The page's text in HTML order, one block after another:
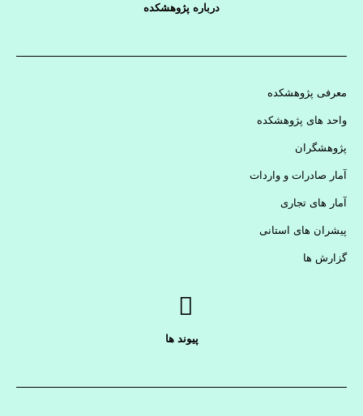
درباره پژوهشکده
معرفی پژوهشکده
واحد های پژوهشکده
پژوهشگران
آمار صادرات و واردات
آمار های تجاری
پیشران های استانی
گزارش ها
پیوند ها